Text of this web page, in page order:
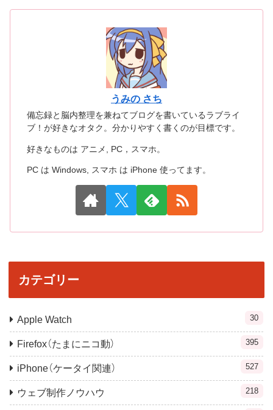
うみの さち
備忘録と脳内整理を兼ねてブログを書いているラブライ
ブ！が好きなオタク。分かりやすく書くのが目標です。
好きなものは アニメ, PC，スマホ。
PC は Windows, スマホ は iPhone 使ってます。
カテゴリー
Apple Watch 30
Firefox（たまにニコ動） 395
iPhone（ケータイ関連） 527
ウェブ制作ノウハウ 218